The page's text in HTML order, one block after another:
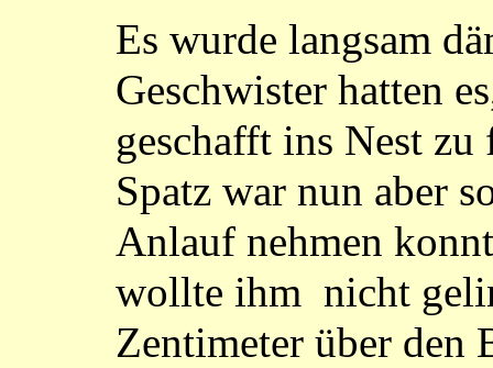
Es wurde langsam
Geschwister hatten
geschafft ins Nest
Spatz war nun aber
Anlauf nehmen
wollte ihm nicht
Zentimeter über den